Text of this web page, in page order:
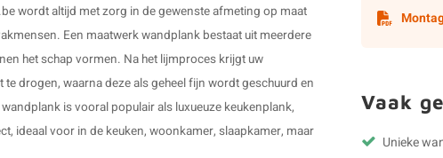
wordt altijd met zorg in de gewenste afmeting op maat
Een maatwerk wandplank bestaat uit meerdere
het schap vormen. Na het lijmproces krijgt uw
drogen, waarna deze als geheel fijn wordt geschuurd en
is vooral populair als luxueuze keukenplank,
ideaal voor in de keuken, woonkamer, slaapkamer, maar
Vaak
Unieke